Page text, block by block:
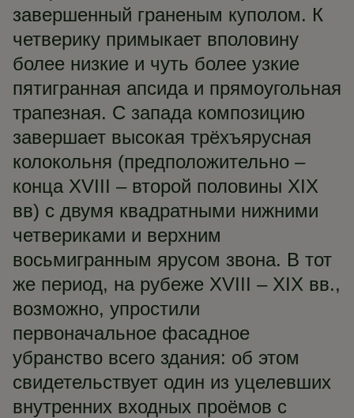
завершенный граненым куполом. К
четверику примыкает вполовину
более низкие и чуть более узкие
пятигранная апсида и прямоугольная
трапезная. С запада композицию
завершает высокая трёхъярусная
колокольня (предположительно –
конца XVIII – второй половины XIX
вв) с двумя квадратными нижними
четвериками и верхним
восьмигранным ярусом звона. В тот
же период, на рубеже XVIII – XIX вв.,
возможно, упростили
первоначальное фасадное
убранство всего здания: об этом
свидетельствует один из уцелевших
внутренних входных проёмов с